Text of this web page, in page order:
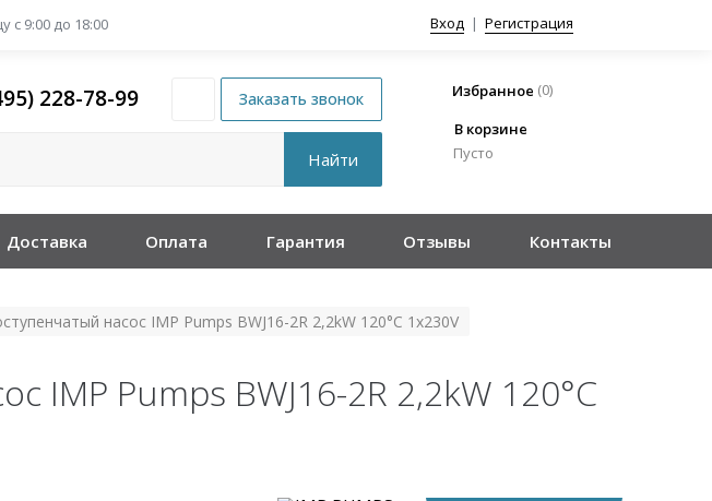
с 9:00 до 18:00 Вход | Регистрация
228-78-99 Избранное (0)
В корзине
Пусто
Доставка Оплата Гарантия Отзывы Контакты
насос IMP Pumps BWJ16-2R 2,2kW 120°C 1x230V
IMP Pumps BWJ16-2R 2,2kW 120°C